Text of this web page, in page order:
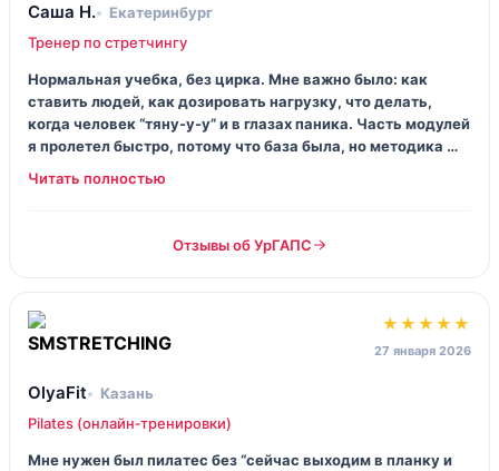
Саша Н.
Екатеринбург
Тренер по стретчингу
Нормальная учебка, без цирка. Мне важно было: как
ставить людей, как дозировать нагрузку, что делать,
когда человек “тяну-у-у” и в глазах паника. Часть модулей
я пролетел быстро, потому что база была, но методика —
Отзывы об УрГАПС
★★★★★
27 января 2026
OlyaFit
Казань
Pilates (онлайн‑тренировки)
Мне нужен был пилатес без “сейчас выходим в планку и